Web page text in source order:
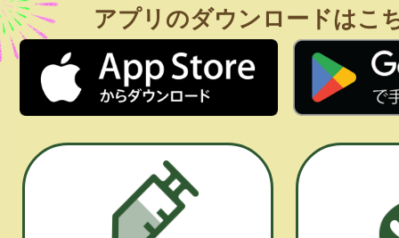
アプリのダウンロードはこ